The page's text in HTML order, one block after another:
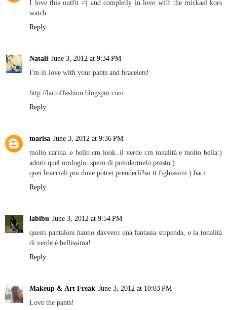
I love this outfit =) and completly in love with the mickael kors
watch
Reply
Natali June 3, 2012 at 9:34 PM
I'm in love with your pants and bracelets!
http://lartoffashion.blogspot.com
Reply
marisa June 3, 2012 at 9:36 PM
molto carina..e bello cm look..il verde cm tonalità e molto bella:)
adoro quel orologio..spero di prendermelo presto:)
quei bracciali poi dove potrei prenderli?sn tt fighissimi:) baci
Reply
labibu June 3, 2012 at 9:54 PM
questi pantaloni hanno davvero una fantasia stupenda, e la tonalità
di verde è bellissima!
Reply
Makeup & Art Freak June 3, 2012 at 10:03 PM
Love the pants!